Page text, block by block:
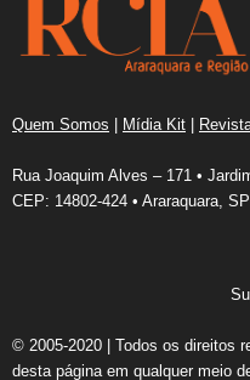
Quem Somos | Mídia Kit |
Rua Joaquim Alves – 171 •
CEP: 14802-424 • Araraquara, SP
© 2005-2020 | Todos os direitos
desta página em qualquer meio